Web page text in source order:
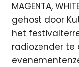
MAGENTA,
gehost door
het
radiozender te